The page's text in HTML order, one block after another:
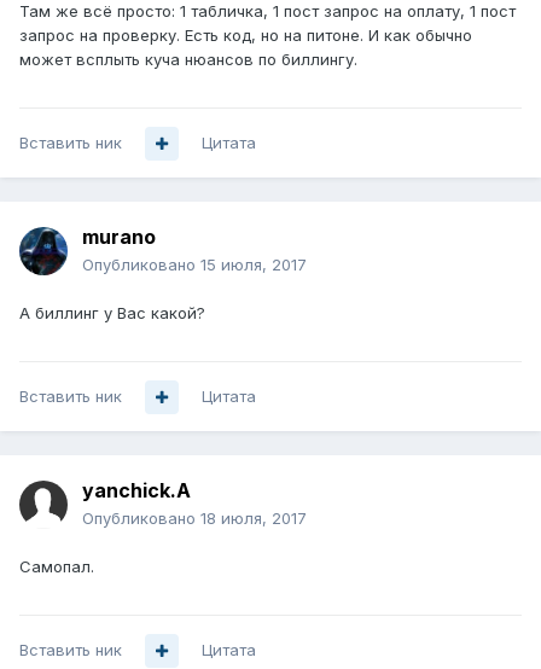
Там же всё просто: 1 табличка, 1 пост запрос на оплату, 1 пост
запрос на проверку. Есть код, но на питоне. И как обычно
может всплыть куча нюансов по биллингу.
Вставить ник Цитата
murano
Опубликовано 15 июля, 2017
А биллинг у Вас какой?
Вставить ник Цитата
yanchick.A
Опубликовано 18 июля, 2017
Самопал.
Вставить ник Цитата